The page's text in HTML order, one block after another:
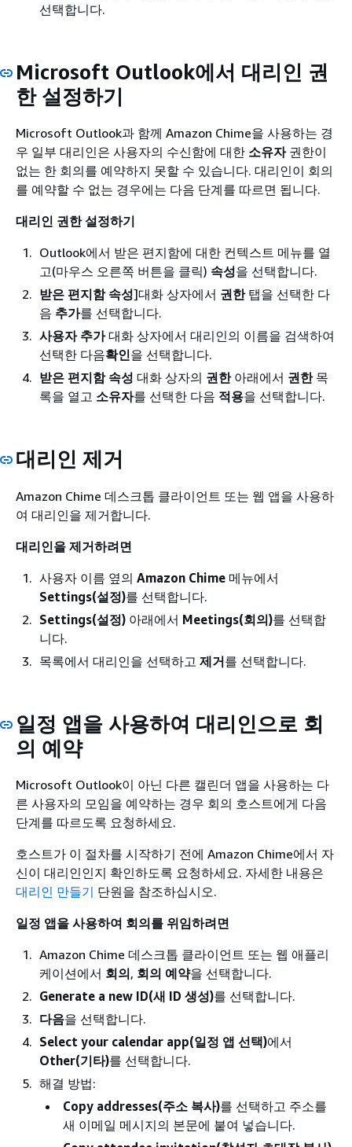
선택합니다.
Microsoft Outlook에서 대리인 권
한 설정하기
Microsoft Outlook과 함께 Amazon Chime을 사용하는 경
우 일부 대리인은 사용자의 수신함에 대한 소유자권한이
없는 한 회의를 예약하지 못할 수 있습니다. 대리인이 회의
를 예약할 수 없는 경우에는 다음 단계를 따르면 됩니다.
대리인 권한 설정하기
Outlook에서 받은 편지함에 대한 컨텍스트 메뉴를 열
고(마우스 오른쪽 버튼을 클릭) 속성을 선택합니다.
받은 편지함 속성]대화 상자에서 권한탭을 선택한 다
음 추가를 선택합니다.
사용자 추가대화 상자에서 대리인의 이름을 검색하여
선택한 다음확인을 선택합니다.
받은 편지함 속성 대화 상자의 권한아래에서 권한목
록을 열고 소유자를 선택한 다음 적용을 선택합니다.
대리인 제거
Amazon Chime 데스크톱 클라이언트 또는 웹 앱을 사용하
여 대리인을 제거합니다.
대리인을 제거하려면
사용자 이름 옆의 Amazon Chime 메뉴에서
Settings(설정)를 선택합니다.
Settings(설정) 아래에서 Meetings(회의)를 선택합
니다.
목록에서 대리인을 선택하고 제거를 선택합니다.
일정 앱을 사용하여 대리인으로 회
의 예약
Microsoft Outlook이 아닌 다른 캘린더 앱을 사용하는 다
른 사용자의 모임을 예약하는 경우 회의 호스트에게 다음
단계를 따르도록 요청하세요.
호스트가 이 절차를 시작하기 전에 Amazon Chime에서 자
신이 대리인인지 확인하도록 요청하세요. 자세한 내용은
대리인 만들기 단원을 참조하십시오.
일정 앱을 사용하여 회의를 위임하려면
Amazon Chime 데스크톱 클라이언트 또는 웹 애플리
케이션에서 회의, 회의 예약을 선택합니다.
Generate a new ID(새 ID 생성)를 선택합니다.
다음을 선택합니다.
Select your calendar app(일정 앱 선택)에서
Other(기타)를 선택합니다.
해결 방법:
Copy addresses(주소 복사)를 선택하고 주소를
새 이메일 메시지의 본문에 붙여 넣습니다.